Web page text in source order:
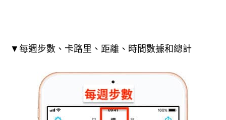
▼每週步數、卡路里、距離、時間數據和總計